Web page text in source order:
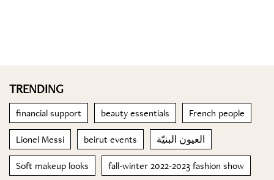
TRENDING
financial support beauty essentials French people
Lionel Messi beirut events العيون البنيّة
Soft makeup looks fall-winter 2022-2023 fashion show